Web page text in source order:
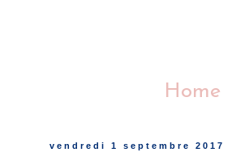
Home
vendredi 1 septembre 2017